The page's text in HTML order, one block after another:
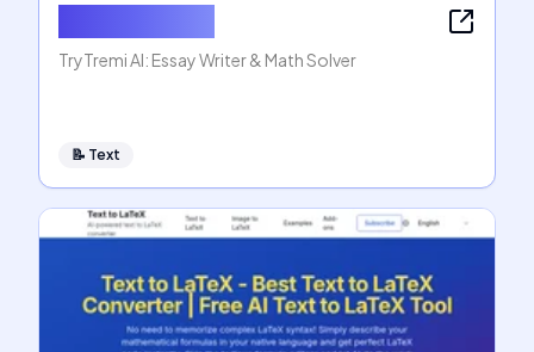
TryTremi AI: Essay Writer & Math Solver
📝 Text